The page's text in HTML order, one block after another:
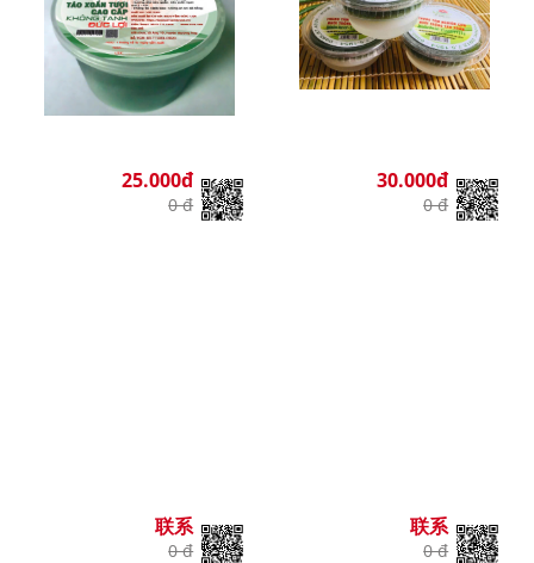
25.000đ
0 đ
30.000đ
0 đ
联系
0 đ
联系
0 đ